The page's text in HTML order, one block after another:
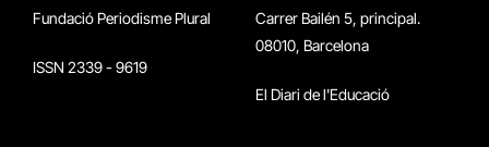
Fundació Periodisme Plural
ISSN 2339 - 9619
Carrer Bailén 5, principal.
08010, Barcelona
El Diari de l'Educació